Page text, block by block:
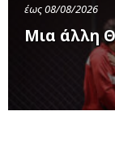
έως 08/08/2026
Μια άλλη